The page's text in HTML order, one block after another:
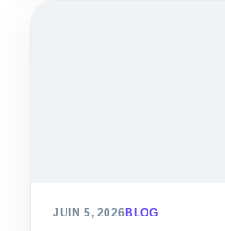
JUIN 5, 2026BLOG